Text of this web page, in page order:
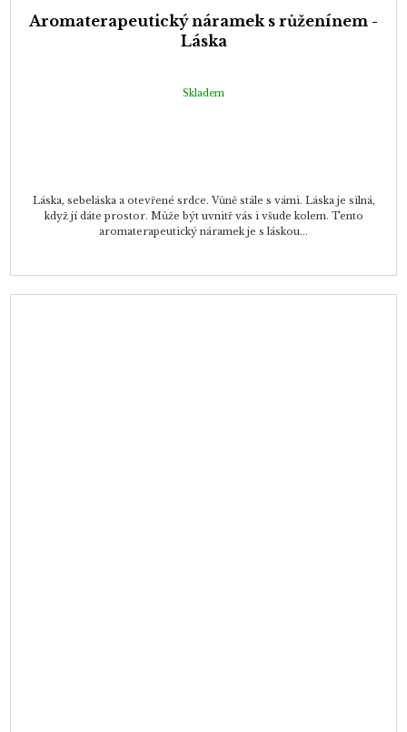
Aromaterapeutický náramek s růženínem -
Láska
Skladem
Láska, sebeláska a otevřené srdce. Vůně stále s vámi. Láska je silná,
když jí dáte prostor. Může být uvnitř vás i všude kolem. Tento
aromaterapeutický náramek je s láskou...